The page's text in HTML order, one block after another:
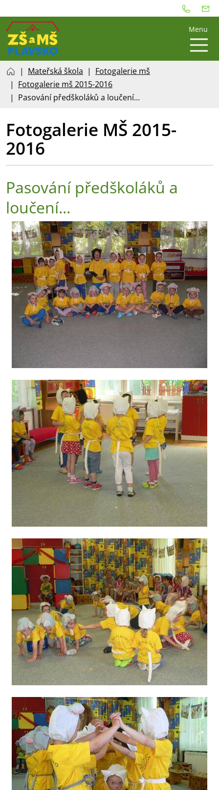
Menu
Mateřská škola
Fotogalerie mš
Fotogalerie mš 2015-2016
Pasování předškoláků a loučení...
Fotogalerie MŠ 2015-
2016
Pasování předškoláků a
loučení...